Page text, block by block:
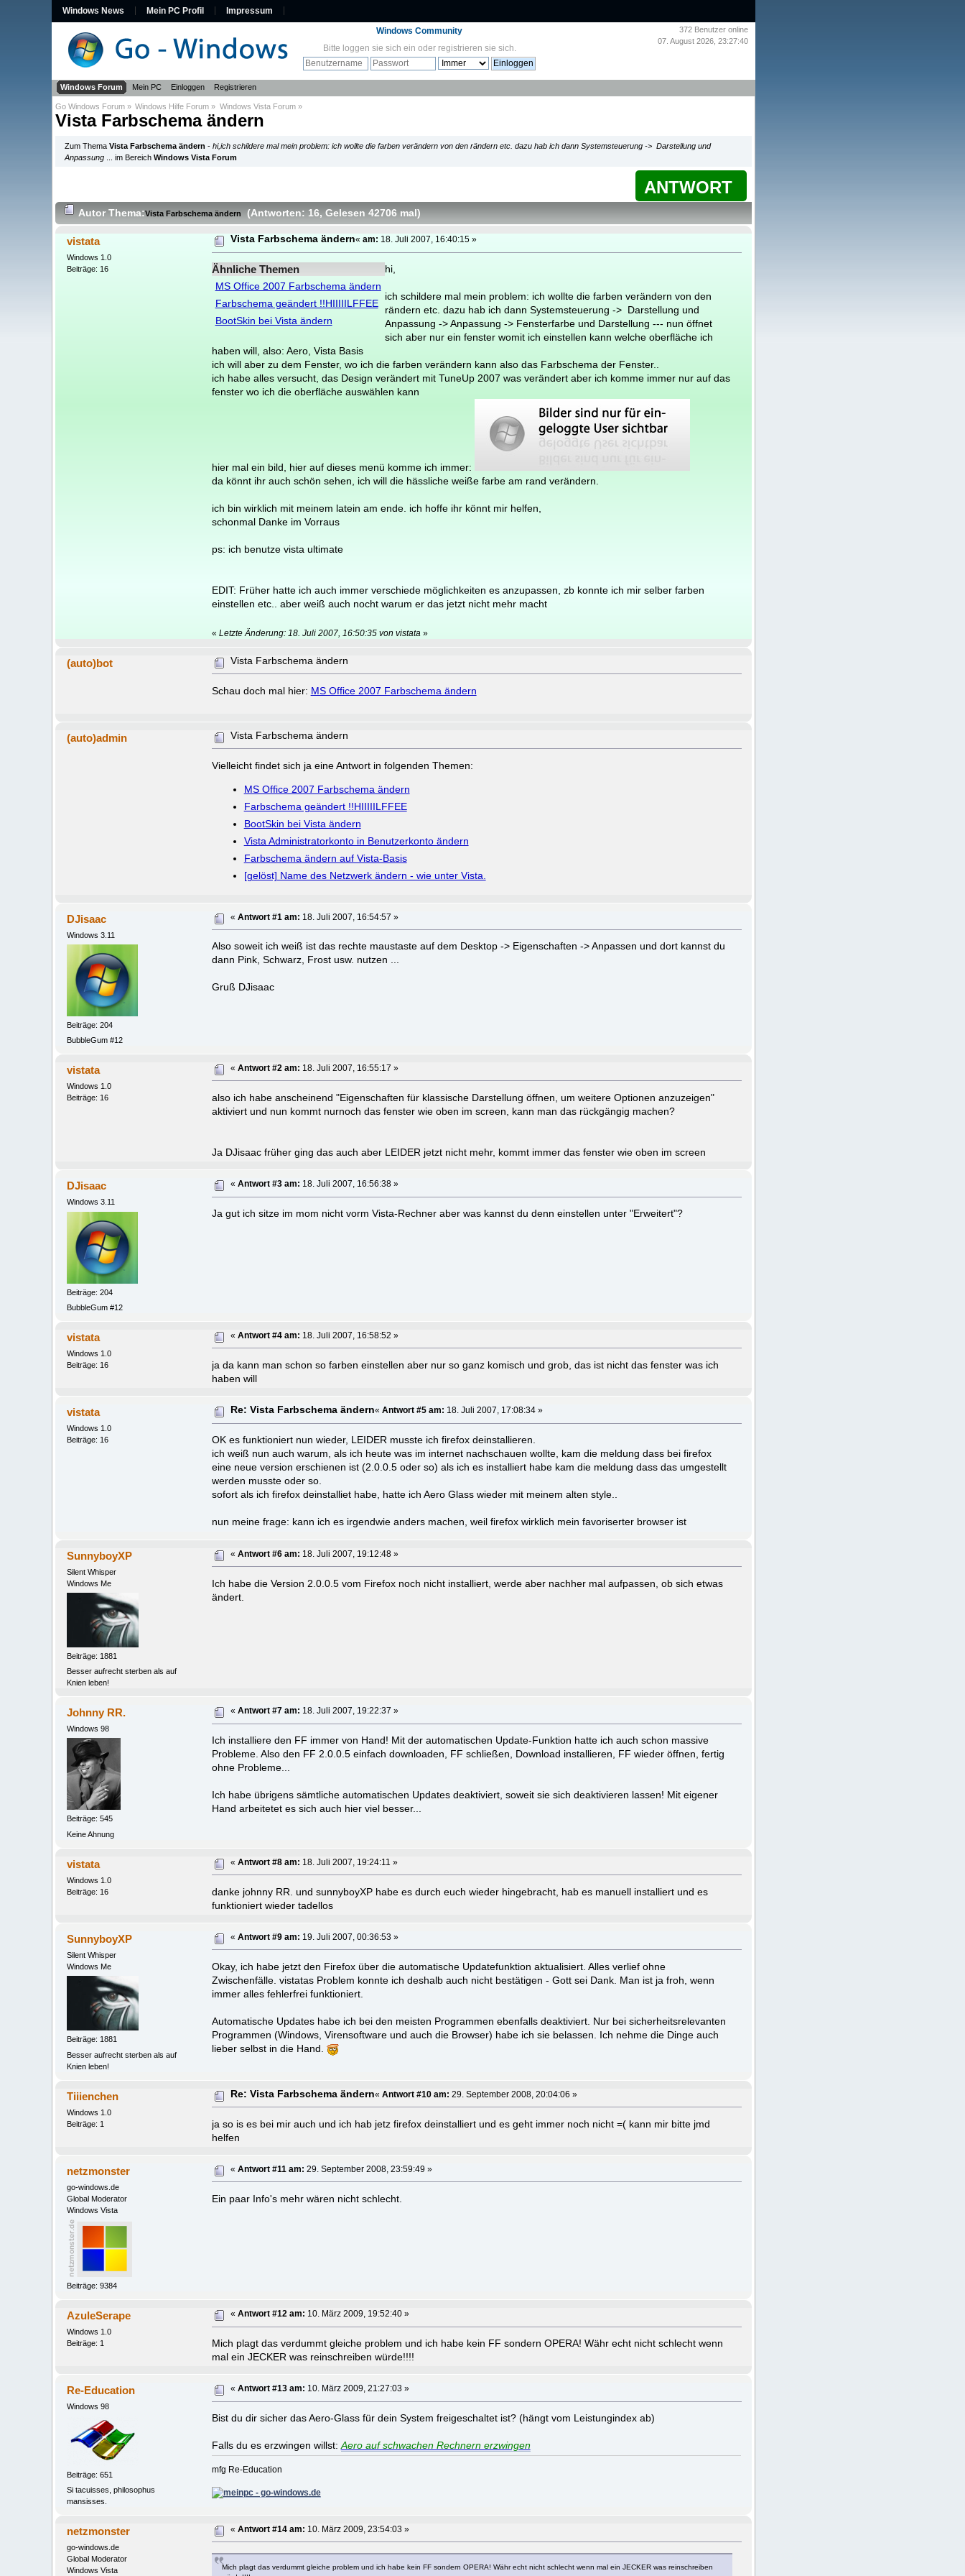
Windows News Mein PC Profil Impressum
372 Benutzer online
07. August 2026, 23:27:40
Windows Community
Bitte loggen sie sich ein oder registrieren sie sich.
Windows Forum Mein PC Einloggen Registrieren
Go Windows Forum » Windows Hilfe Forum » Windows Vista Forum»
Vista Farbschema ändern
Zum ThemaVista Farbschema ändern -hi,ich schildere mal mein problem: ich wollte die farben verändern von den rändern etc. dazu hab ich dann Systemsteuerung -> Darstellung und
Anpassung
... im BereichWindows Vista Forum
ANTWORT
AutorThema:Vista Farbschema ändern (Antworten: 16, Gelesen 42706 mal )
vistata
Windows 1.0
Beiträge: 16
Vista Farbschema ändern«am: 18. Juli 2007, 16:40:15 »
Ähnliche Themen
MS Office 2007 Farbschema ändern
Farbschema geändert !!HIIIIILFFEE
BootSkin bei Vista ändern
hi,
ich schildere mal mein problem: ich wollte die farben verändern von den
rändern etc. dazu hab ich dann Systemsteuerung -> Darstellung und
Anpassung -> Anpassung -> Fensterfarbe und Darstellung --- nun öffnet
sich aber nur ein fenster womit ich einstellen kann welche oberfläche ich
haben will, also: Aero, Vista Basis
ich will aber zu dem Fenster, wo ich die farben verändern kann also das Farbschema der Fenster..
ich habe alles versucht, das Design verändert mit TuneUp 2007 was verändert aber ich komme immer nur auf das
fenster wo ich die oberfläche auswählen kann
hier mal ein bild, hier auf dieses menü komme ich immer:
da könnt ihr auch schön sehen, ich will die hässliche weiße farbe am rand verändern.
ich bin wirklich mit meinem latein am ende. ich hoffe ihr könnt mir helfen,
schonmal Danke im Vorraus
ps: ich benutze vista ultimate
EDIT: Früher hatte ich auch immer verschiede möglichkeiten es anzupassen, zb konnte ich mir selber farben
einstellen etc.. aber weiß auch nocht warum er das jetzt nicht mehr macht
« Letzte Änderung: 18. Juli 2007, 16:50:35 von vistata »
(auto)bot Vista Farbschema ändern
Schau doch mal hier: MS Office 2007 Farbschema ändern
(auto)admin Vista Farbschema ändern
Vielleicht findet sich ja eine Antwort in folgenden Themen:
MS Office 2007 Farbschema ändern
Farbschema geändert !!HIIIIILFFEE
BootSkin bei Vista ändern
Vista Administratorkonto in Benutzerkonto ändern
Farbschema ändern auf Vista-Basis
[gelöst] Name des Netzwerk ändern - wie unter Vista.
DJisaac
Windows 3.11
Beiträge: 204
BubbleGum #12
«Antwort #1 am: 18. Juli 2007, 16:54:57 »
Also soweit ich weiß ist das rechte maustaste auf dem Desktop -> Eigenschaften -> Anpassen und dort kannst du
dann Pink, Schwarz, Frost usw. nutzen ...
Gruß DJisaac
vistata
Windows 1.0
Beiträge: 16
«Antwort #2 am: 18. Juli 2007, 16:55:17 »
also ich habe anscheinend "Eigenschaften für klassische Darstellung öffnen, um weitere Optionen anzuzeigen"
aktiviert und nun kommt nurnoch das fenster wie oben im screen, kann man das rückgängig machen?
Ja DJisaac früher ging das auch aber LEIDER jetzt nicht mehr, kommt immer das fenster wie oben im screen
DJisaac
Windows 3.11
Beiträge: 204
BubbleGum #12
«Antwort #3 am: 18. Juli 2007, 16:56:38 »
Ja gut ich sitze im mom nicht vorm Vista-Rechner aber was kannst du denn einstellen unter "Erweitert"?
vistata
Windows 1.0
Beiträge: 16
«Antwort #4 am: 18. Juli 2007, 16:58:52 »
ja da kann man schon so farben einstellen aber nur so ganz komisch und grob, das ist nicht das fenster was ich
haben will
vistata
Windows 1.0
Beiträge: 16
Re: Vista Farbschema ändern«Antwort #5 am: 18. Juli 2007, 17:08:34 »
OK es funktioniert nun wieder, LEIDER musste ich firefox deinstallieren.
ich weiß nun auch warum, als ich heute was im internet nachschauen wollte, kam die meldung dass bei firefox
eine neue version erschienen ist (2.0.0.5 oder so) als ich es installiert habe kam die meldung dass das umgestellt
werden musste oder so.
sofort als ich firefox deinstalliet habe, hatte ich Aero Glass wieder mit meinem alten style..
nun meine frage: kann ich es irgendwie anders machen, weil firefox wirklich mein favoriserter browser ist
SunnyboyXP
Silent Whisper
Windows Me
Beiträge: 1881
Besser aufrecht sterben als auf
Knien leben!
«Antwort #6 am: 18. Juli 2007, 19:12:48 »
Ich habe die Version 2.0.0.5 vom Firefox noch nicht installiert, werde aber nachher mal aufpassen, ob sich etwas
ändert.
Johnny RR.
Windows 98
Beiträge: 545
Keine Ahnung
«Antwort #7 am: 18. Juli 2007, 19:22:37 »
Ich installiere den FF immer von Hand! Mit der automatischen Update-Funktion hatte ich auch schon massive
Probleme. Also den FF 2.0.0.5 einfach downloaden, FF schließen, Download installieren, FF wieder öffnen, fertig
ohne Probleme...
Ich habe übrigens sämtliche automatischen Updates deaktiviert, soweit sie sich deaktivieren lassen! Mit eigener
Hand arbeitetet es sich auch hier viel besser...
vistata
Windows 1.0
Beiträge: 16
«Antwort #8 am: 18. Juli 2007, 19:24:11 »
danke johnny RR. und sunnyboyXP habe es durch euch wieder hingebracht, hab es manuell installiert und es
funktioniert wieder tadellos
SunnyboyXP
Silent Whisper
Windows Me
Beiträge: 1881
Besser aufrecht sterben als auf
Knien leben!
«Antwort #9 am: 19. Juli 2007, 00:36:53 »
Okay, ich habe jetzt den Firefox über die automatische Updatefunktion aktualisiert. Alles verlief ohne
Zwischenfälle. vistatas Problem konnte ich deshalb auch nicht bestätigen - Gott sei Dank. Man ist ja froh, wenn
immer alles fehlerfrei funktioniert.
Automatische Updates habe ich bei den meisten Programmen ebenfalls deaktiviert. Nur bei sicherheitsrelevanten
Programmen (Windows, Virensoftware und auch die Browser) habe ich sie belassen. Ich nehme die Dinge auch
lieber selbst in die Hand.
Tiiienchen
Windows 1.0
Beiträge: 1
Re: Vista Farbschema ändern«Antwort #10 am: 29. September 2008, 20:04:06 »
ja so is es bei mir auch und ich hab jetz firefox deinstalliert und es geht immer noch nicht =( kann mir bitte jmd
helfen
netzmonster
go-windows.de
Global Moderator
Windows Vista
Beiträge: 9384
«Antwort #11 am: 29. September 2008, 23:59:49 »
Ein paar Info's mehr wären nicht schlecht.
AzuleSerape
Windows 1.0
Beiträge: 1
«Antwort #12 am: 10. März 2009, 19:52:40 »
Mich plagt das verdummt gleiche problem und ich habe kein FF sondern OPERA! Währ echt nicht schlecht wenn
mal ein JECKER was reinschreiben würde!!!!
Re-Education
Windows 98
Beiträge: 651
Si tacuisses, philosophus
mansisses.
«Antwort #13 am: 10. März 2009, 21:27:03 »
Bist du dir sicher das Aero-Glass für dein System freigeschaltet ist? (hängt vom Leistungindex ab)
Falls du es erzwingen willst:Aero auf schwachen Rechnern erzwingen
mfg Re-Education
netzmonster
go-windows.de
Global Moderator
Windows Vista
«Antwort #14 am: 10. März 2009, 23:54:03 »
Mich plagt das verdummt gleiche problem und ich habe kein FF sondern OPERA! Währ echt nicht schlecht wenn mal ein JECKER was reinschreiben